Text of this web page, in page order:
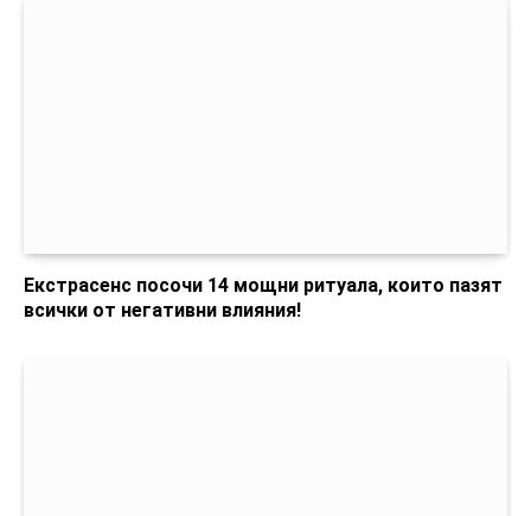
Екстрасенс посочи 14 мощни ритуала, които пазят
всички от негативни влияния!